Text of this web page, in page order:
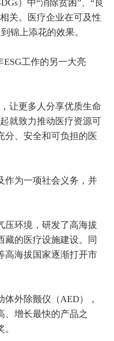
）中“消除贫困”、“良
关。医疗企业在可及性
锦上添花的效果。
ESG工作的另一大亮
让更多人分享优质生命
就致力推动医疗资源可
分、安全和可负担的医
作为一项社会义务，并
压环境，研发了高海拔
藏的医疗设施建设。同
高海拔国家逐渐打开市
体外除颤仪（AED），
、增长最快的产品之